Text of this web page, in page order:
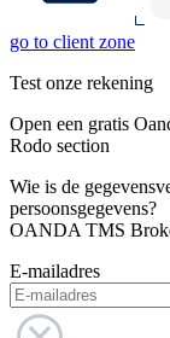
go to client zone
Test onze rekening
Open een gratis
Rodo section
Wie is de
persoonsgegevens?
OANDA TMS
E-mailadres